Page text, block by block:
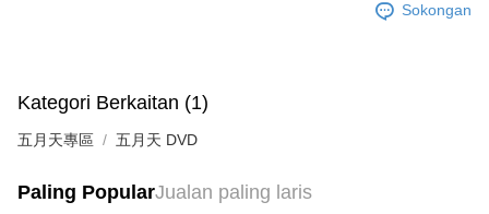
Sokongan
Kategori Berkaitan (1)
五月天專區 五月天 DVD
Paling PopularJualan paling laris